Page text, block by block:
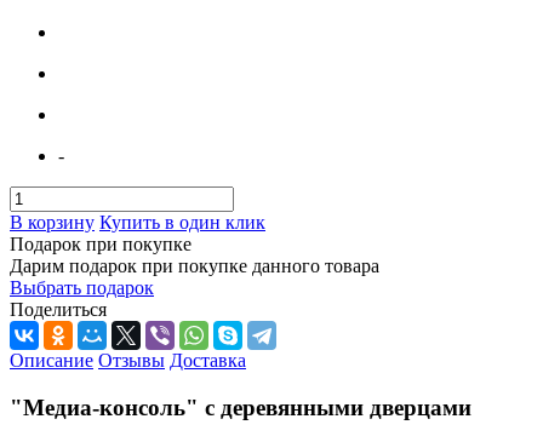
-
В корзину Купить в один клик
Подарок при покупке
Дарим подарок при покупке данного товара
Выбрать подарок
Поделиться
Описание Отзывы Доставка
"Медиа-консоль" с деревянными дверцами